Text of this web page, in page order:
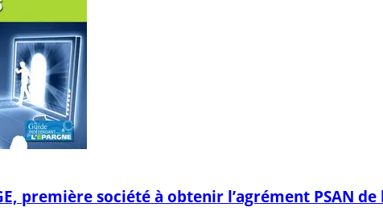
première société à obtenir l’agrément PSAN de